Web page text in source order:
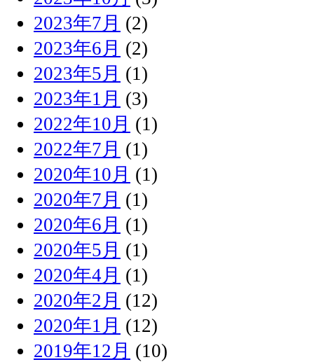
2023年7月 (2)
2023年6月 (2)
2023年5月 (1)
2023年1月 (3)
2022年10月 (1)
2022年7月 (1)
2020年10月 (1)
2020年7月 (1)
2020年6月 (1)
2020年5月 (1)
2020年4月 (1)
2020年2月 (12)
2020年1月 (12)
2019年12月 (10)